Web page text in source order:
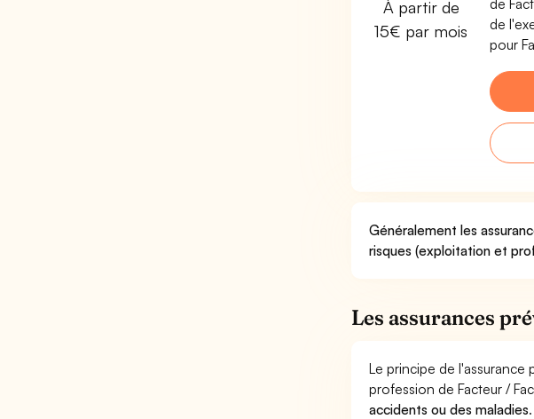
À partir de
15€ par mois
de
de
pour
Généralement les
risques (exploitation et
Les assurances
Le principe de
profession de Facteur /
accidents ou des maladies